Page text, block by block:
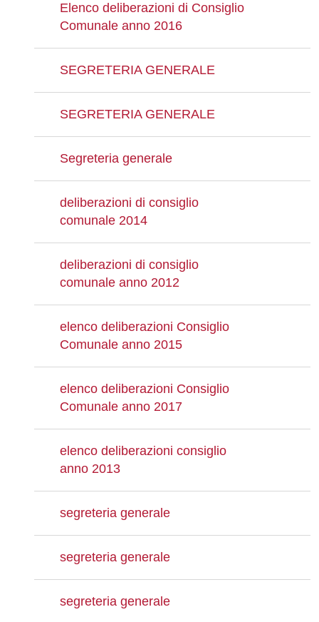
Elenco deliberazioni di Consiglio
Comunale anno 2016
SEGRETERIA GENERALE
SEGRETERIA GENERALE
Segreteria generale
deliberazioni di consiglio
comunale 2014
deliberazioni di consiglio
comunale anno 2012
elenco deliberazioni Consiglio
Comunale anno 2015
elenco deliberazioni Consiglio
Comunale anno 2017
elenco deliberazioni consiglio
anno 2013
segreteria generale
segreteria generale
segreteria generale